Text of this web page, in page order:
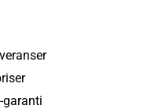
garanti